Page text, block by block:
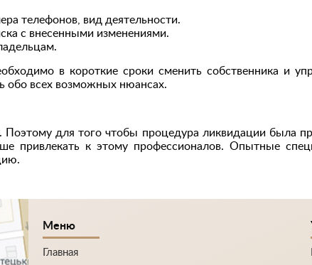
телефонов, вид деятельности.
с внесенными изменениями.
в короткие сроки сменить собственника и
обо всех возможных нюансах.
для того чтобы процедура ликвидации была
привлекать к этому профессионалов. Опытные
Меню
Главная